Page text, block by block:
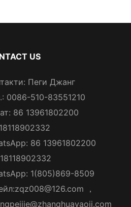
US
Пеги Джанг
0086-510-83551210
86 13961802200
86 13961802200
1(805)869-8509
zqz008@126.com ，